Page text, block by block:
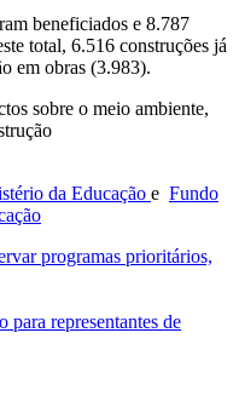
beneficiados e 8.787
total, 6.516 construções já
em obras (3.983).
da Educação e Fundo
programas prioritários,
para representantes de